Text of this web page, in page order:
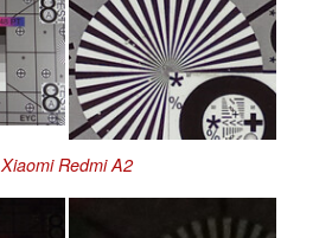
Xiaomi Redmi A2